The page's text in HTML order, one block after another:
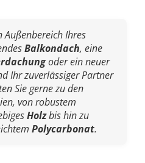
Außenbereich Ihres
Balkondach, eine
oder ein neuer
Ihr zuverlässiger Partner
Sie gerne zu den
von robustem
Holzbis hin zu
Polycarbonat.